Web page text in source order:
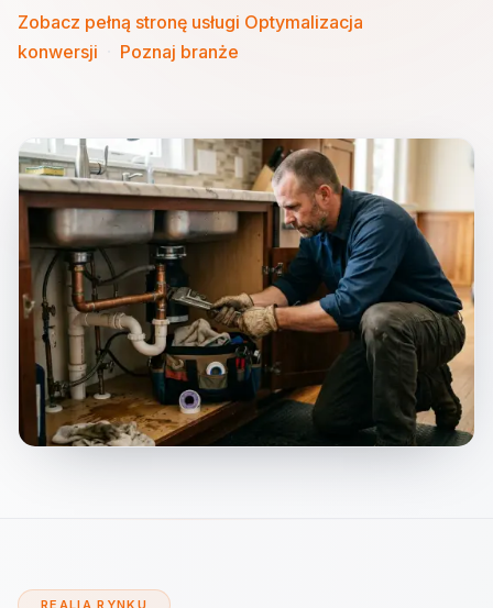
Zobacz pełną stronę usługi Optymalizacja
konwersji
Poznaj branże
REALIA RYNKU